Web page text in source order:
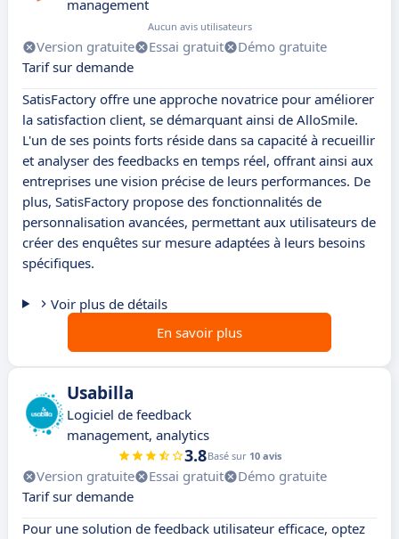
management
Aucun avis utilisateurs
Version gratuite Essai gratuit
Démo gratuite
Tarif sur demande
SatisFactory offre une approche novatrice pour améliorer
la satisfaction client, se démarquant ainsi de AlloSmile.
L'un de ses points forts réside dans sa capacité à recueillir
et analyser des feedbacks en temps réel, offrant ainsi aux
entreprises une vision précise de leurs performances. De
plus, SatisFactory propose des fonctionnalités de
personnalisation avancées, permettant aux utilisateurs de
créer des enquêtes sur mesure adaptées à leurs besoins
spécifiques.
Voir plus de détails
En savoir plus
Usabilla
Logiciel de feedback
management, analytics
3.8Basé sur 10 avis
Version gratuite Essai gratuit
Démo gratuite
Tarif sur demande
Pour une solution de feedback utilisateur efficace, optez